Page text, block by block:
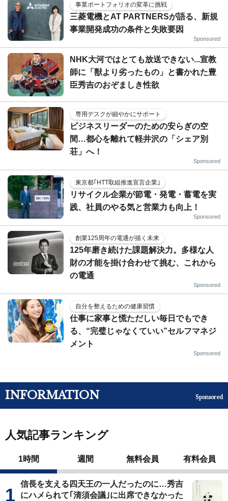
事業ポートフォリオの変革に挑戦
三菱電機とAT PARTNERSが語る、新規
事業開発成功の条件と失敗要因
Sponsored
NHK大河ではとても放送できない...宣教
師に「獣より劣ったもの」と書かれた豊
臣秀吉のおぞましき性欲
専用デスクが細やかにサポート
ビジネスリーダーのための安らぎの空
間…都心を離れて軽井沢の「シェア別
荘」へ！
Sponsored
東京都｢HTT取組推進宣言企業｣
リサイクル企業が節電・発電・蓄電を実
践、社員のやる気と営業力も向上！
Sponsored
創業125周年の電通が描く未来
125年磨き続けた課題解決力。多様な人
財の才能を掛け合わせて挑む、これから
の電通
Sponsored
自分を整えるための健康習慣
仕事に家事と慌ただしい毎日でもでき
る、“完璧じゃなくていい”セルフマネジ
メント
Sponsored
INFORMATION Sponsored
人気記事ランキング
1時間 週間 無料会員 有料会員
信長を支える四天王の一人だったのに…秀吉
にハメられて｢清須会議｣に出席できなかった